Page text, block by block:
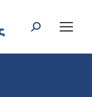
Search: